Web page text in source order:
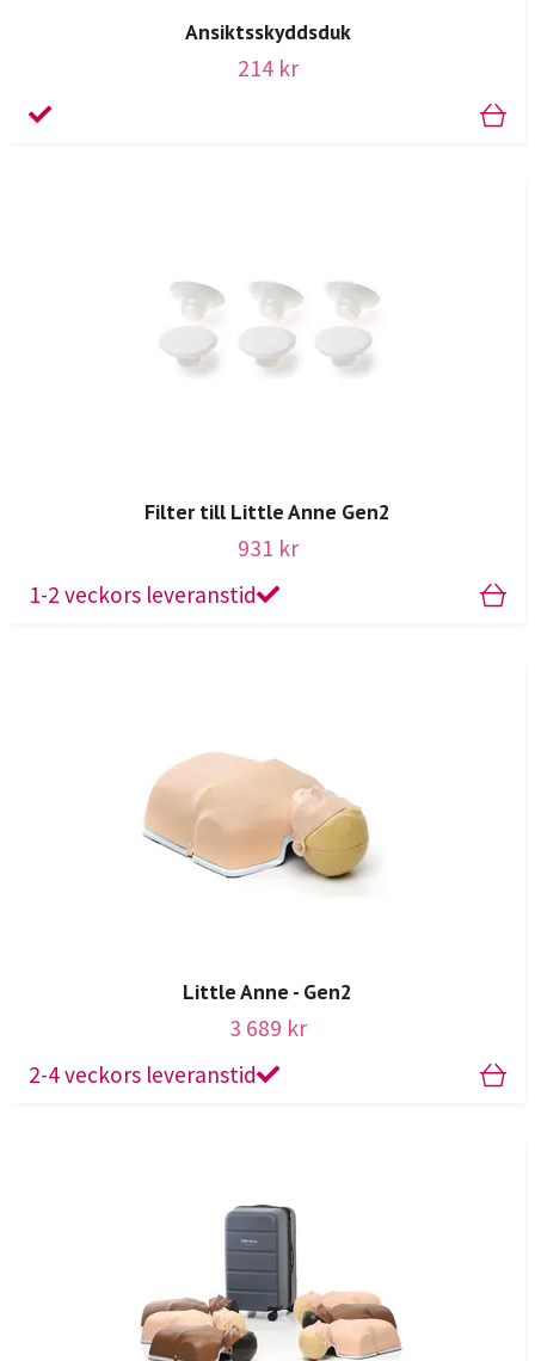
Ansiktsskyddsduk
214 kr
Filter till Little Anne Gen2
931 kr
1-2 veckors leveranstid
Little Anne - Gen2
3 689 kr
2-4 veckors leveranstid